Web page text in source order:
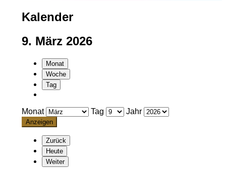
Kalender
9. März 2026
Monat
Woche
Tag
Monat Tag Jahr
Zurück
Heute
Weiter